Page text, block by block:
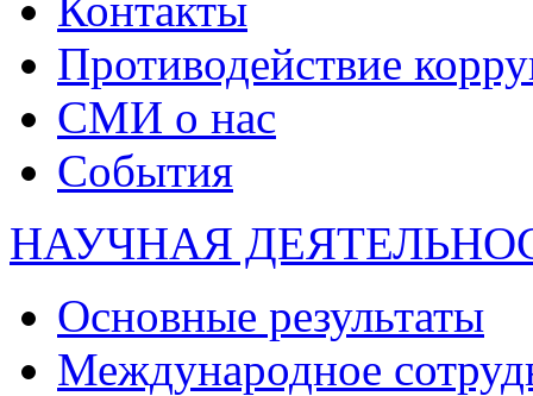
Противодействие
СМИ о нас
События
НАУЧНАЯ
Основные результаты
Международное